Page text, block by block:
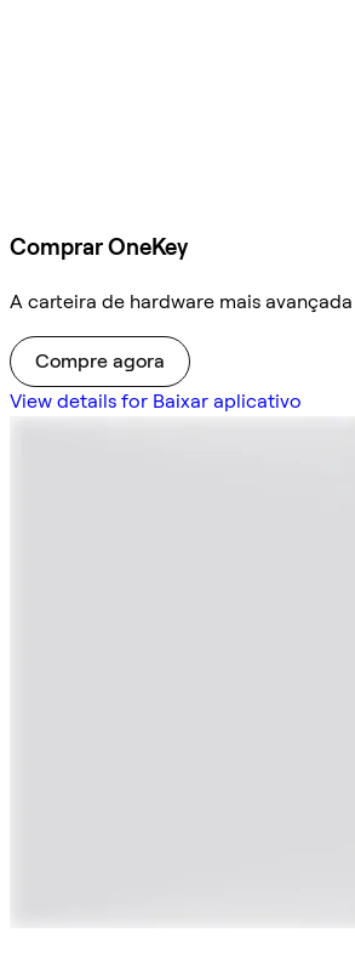
Comprar OneKey
A carteira de hardware mais
Compre agora
View details for Baixar aplicativo